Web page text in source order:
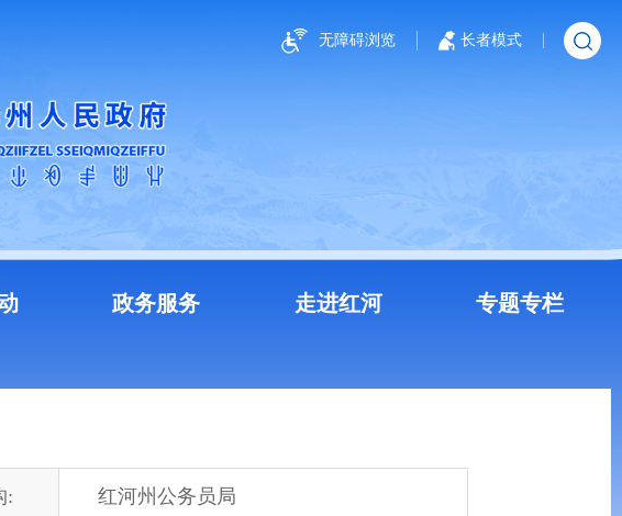
无障碍浏览 长者模式
政务服务 走进红河 专题专栏
: 红河州公务员局